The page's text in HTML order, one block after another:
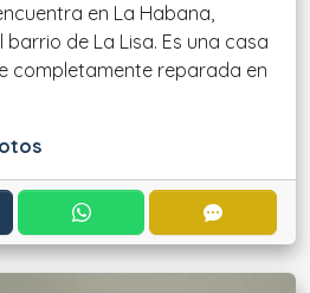
en La Habana,
de La Lisa. Es una casa
completamente reparada en
CONTACTAR POR